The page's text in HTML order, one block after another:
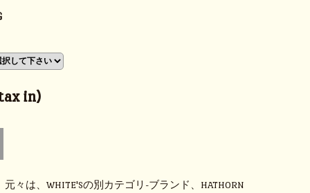
in)
』元々は、WHITE'Sの別カテゴリ-ブランド、HATHORN